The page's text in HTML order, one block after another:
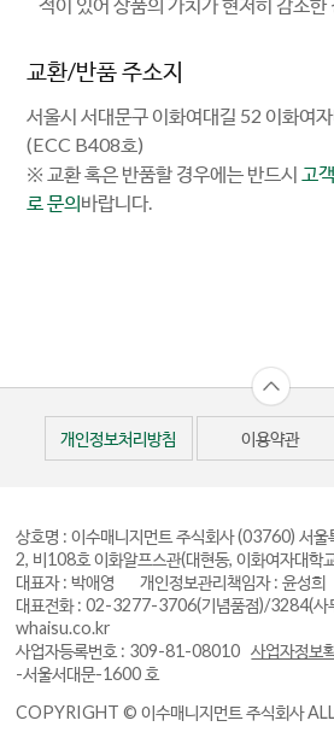
교환/반품 주소지
서울시 서대문구 이화여대길 52 이화여
(ECC B408호)
※ 교환 혹은 반품할 경우에는 반드시 고
로 문의바랍니다.
개인정보처리방침 이용약관
상호명 : 이수매니지먼트 주식회사(03760) 서울
2, 비108호 이화알프스관(대현동, 이화여자대학
대표자 : 박애영 개인정보관리책임자 : 윤성희
대표전화 : 02-3277-3706(기념품점)/3284(사
whaisu.co.kr
사업자등록번호 : 309-81-08010사업자정보
-서울서대문-1600 호
COPYRIGHT © 이수매니지먼트 주식회사